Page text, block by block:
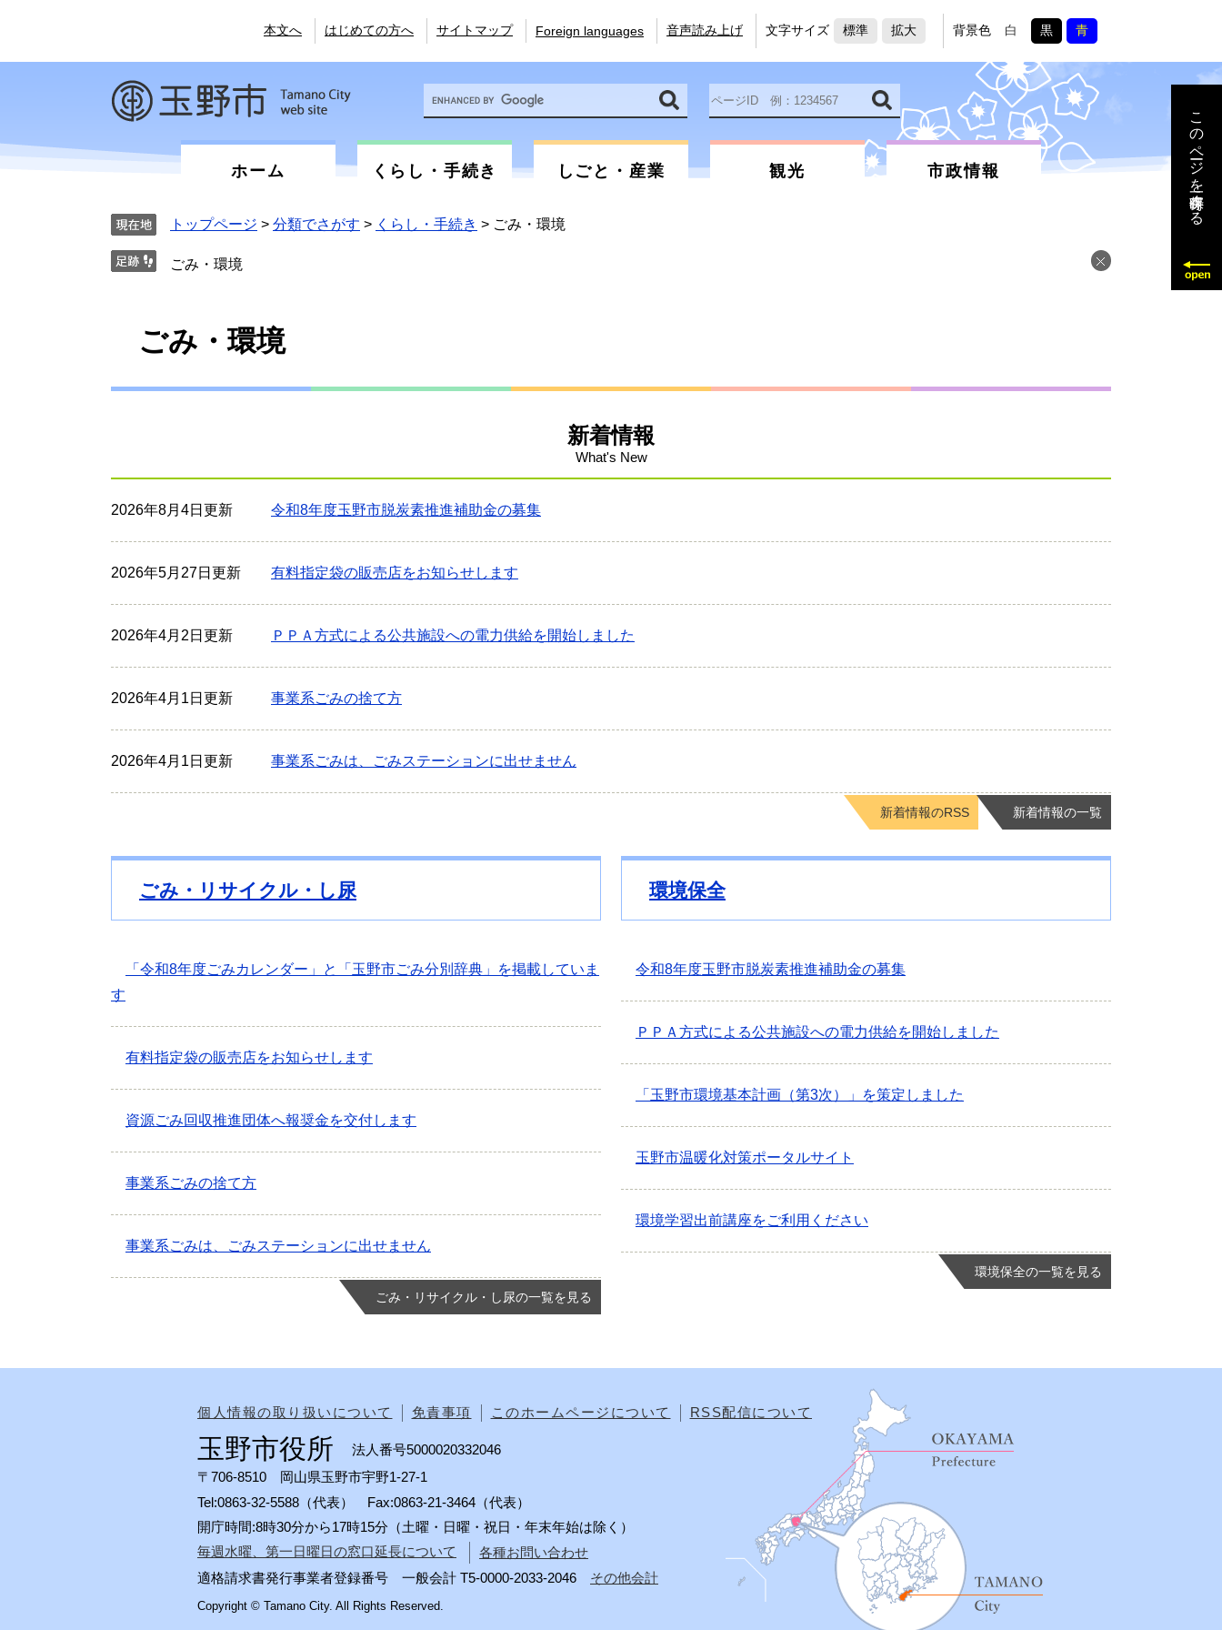
の
す。
ー
し
本文へ はじめての方へ サイトマップ Foreign languages 音声読み上げ 文字サイズ 標準 拡大 背景色 白 黒 青
カ
タ
ム
ID
を
ホーム くらし・手続き しごと・産業 観光 市政情報 このページを一時保存する
トップページ > 分類でさがす > くらし・手続き > ごみ・環境
ごみ・環境
ごみ・環境
新着情報
What's New
2026年8月4日更新 令和8年度玉野市脱炭素推進補助金の募集
2026年5月27日更新 有料指定袋の販売店をお知らせします
2026年4月2日更新 ＰＰＡ方式による公共施設への電力供給を開始しました
2026年4月1日更新 事業系ごみの捨て方
2026年4月1日更新 事業系ごみは、ごみステーションに出せません
新着情報のRSS 新着情報の一覧
ごみ・リサイクル・し尿
「令和8年度ごみカレンダー」と「玉野市ごみ分別辞典」を掲載していま
す
有料指定袋の販売店をお知らせします
資源ごみ回収推進団体へ報奨金を交付します
事業系ごみの捨て方
事業系ごみは、ごみステーションに出せません
ごみ・リサイクル・し尿の一覧を見る
環境保全
令和8年度玉野市脱炭素推進補助金の募集
ＰＰＡ方式による公共施設への電力供給を開始しました
「玉野市環境基本計画（第3次）」を策定しました
玉野市温暖化対策ポータルサイト
環境学習出前講座をご利用ください
環境保全の一覧を見る
個人情報の取り扱いについて 免責事項 このホームページについて RSS配信について
玉野市役所
法人番号5000020332046
〒706-8510 岡山県玉野市宇野1-27-1
Tel:0863-32-5588（代表） Fax:0863-21-3464（代表）
開庁時間:8時30分から17時15分（土曜・日曜・祝日・年末年始は除く）
毎週水曜、第一日曜日の窓口延長について
各種お問い合わせ
適格請求書発行事業者登録番号 一般会計 T5-0000-2033-2046 その他会計
Copyright © Tamano City. All Rights Reserved.